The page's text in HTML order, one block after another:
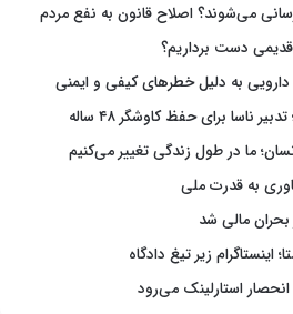
می‌شوند؟ اصلاح قانون به نفع مردم
دست برداریم؟
ما در طول زندگی تغییر می‌کنیم
به قدرت ملی
بحران مالی شد